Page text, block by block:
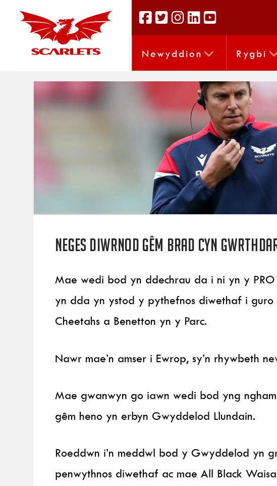
Newyddion Rygbi
Neges diwrnod gêm Brad cyn
Mae wedi bod yn ddechrau da i ni yn y
yn dda yn ystod y pythefnos diwethaf i
Cheetahs a Benetton yn y Parc.
Nawr mae’n amser i Ewrop, sy’n rhywbeth
Mae gwanwyn go iawn wedi bod yng
gêm heno yn erbyn Gwyddelod Llundain.
Roeddwn i’n meddwl bod y Gwyddelod yn
penwythnos diwethaf ac mae All Black